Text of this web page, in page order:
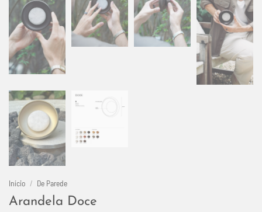
Início / De Parede
Arandela Doce